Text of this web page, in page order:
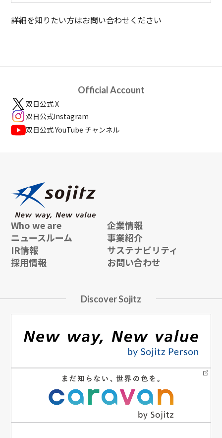
詳細を知りたい方はお問い合わせください
Official Account
双日公式 X
双日公式Instagram
双日公式 YouTube チャンネル
Who we are
企業情報
ニュースルーム
事業紹介
IR情報
サステナビリティ
採用情報
お問い合わせ
Discover Sojitz